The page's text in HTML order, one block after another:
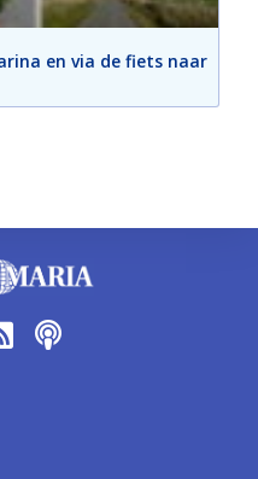
en via de fiets naar